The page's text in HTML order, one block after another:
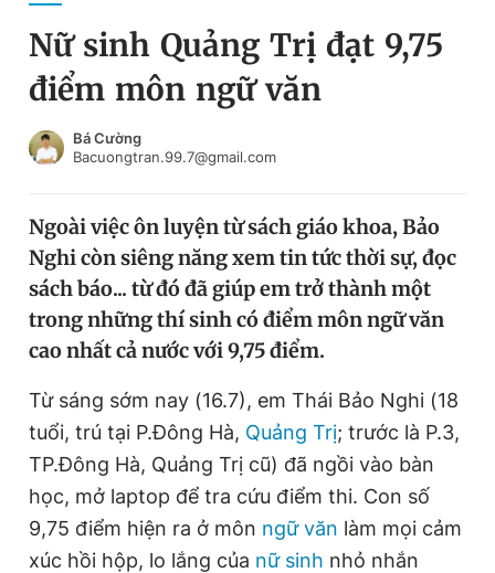
Chuyên mục
Chuyên mục khác
Tin thị trường Tin 360
Video Magazine
Sản phẩm khác
Tiện ích Bạn cần biết
Thông tin tòa soạn Liên hệ quảng cáo
Đổi mật khẩu
Tin đã lưu
Tin đã xem
Đăng xuất
Nữ sinh Quảng Trị đạt 9,75
điểm môn ngữ văn
Bá Cường
Bacuongtran.99.7@gmail.com
Ngoài việc ôn luyện từ sách giáo khoa, Bảo
Nghi còn siêng năng xem tin tức thời sự, đọc
sách báo... từ đó đã giúp em trở thành một
trong những thí sinh có điểm môn ngữ văn
cao nhất cả nước với 9,75 điểm.
Từ sáng sớm nay (16.7), em Thái Bảo Nghi (18
tuổi, trú tại P.Đông Hà, Quảng Trị; trước là P.3,
TP.Đông Hà, Quảng Trị cũ) đã ngồi vào bàn
học, mở laptop để tra cứu điểm thi. Con số
9,75 điểm hiện ra ở môn ngữ văn làm mọi cảm
xúc hồi hộp, lo lắng của nữ sinh nhỏ nhắn